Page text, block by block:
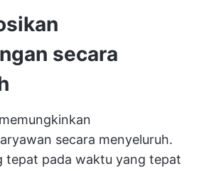
secara
secara menyeluruh.
tepat pada waktu yang tepat